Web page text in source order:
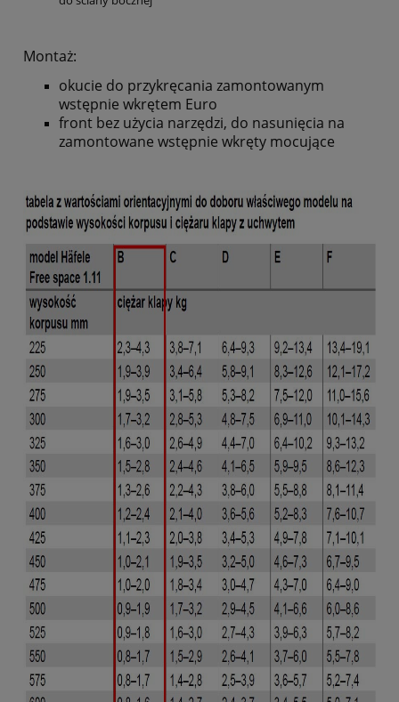
Montaż:
okucie do przykręcania zamontowanym
wstępnie wkrętem Euro
front bez użycia narzędzi, do nasunięcia na
zamontowane wstępnie wkręty mocujące